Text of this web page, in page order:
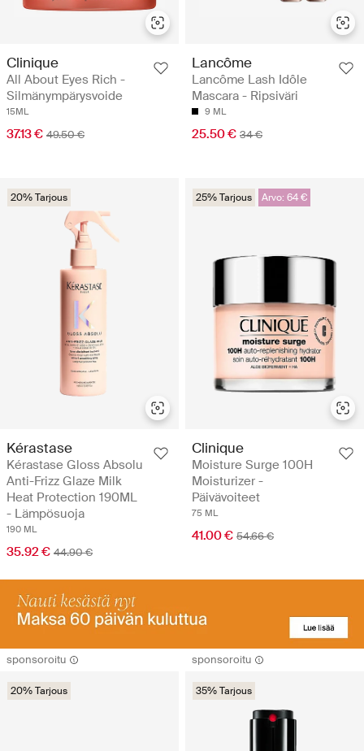
Clinique
All About Eyes Rich -
Silmänympärysvoide
15ML
37.13 € 49.50 €
Lancôme
Lancôme Lash Idôle
Mascara - Ripsiväri
9 ML
25.50 € 34 €
20% Tarjous
Kérastase
Kérastase Gloss Absolu
Anti-Frizz Glaze Milk
Heat Protection 190ML
- Lämpösuoja
190 ML
35.92 € 44.90 €
25% Tarjous Arvo: 64 €
Clinique
Moisture Surge 100H
Moisturizer -
Päivävoiteet
75 ML
41.00 € 54.66 €
sponsoroitu
20% Tarjous
sponsoroitu
35% Tarjous